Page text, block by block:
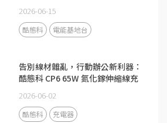
2026-06-15
酷態科 電能基地台
告別線材雜亂，行動辦公新利器：
酷態科 CP6 65W 氮化鎵伸縮線充
2026-06-02
酷態科 充電器